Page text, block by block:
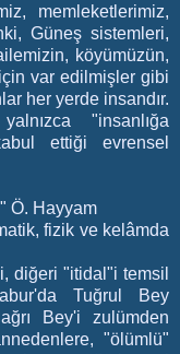
memleketlerimiz,
Güneş sistemleri,
köyümüzün,
var edilmişler gibi
her yerde insandır.
"insanlığa
ettiği evrensel
Ö. Hayyam
fizik ve kelâmda
diğeri "itidal"i temsil
Tuğrul Bey
Bey'i zulümden
"ölümlü"